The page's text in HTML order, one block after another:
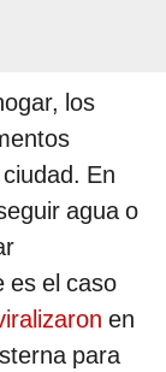
los
En
agua o
es el caso
en
para